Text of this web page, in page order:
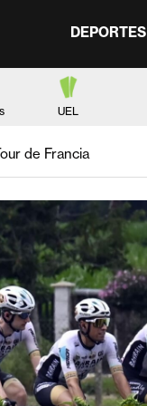
DEPORTES
UEL
de Francia